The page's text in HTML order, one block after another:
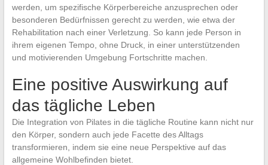
werden, um spezifische Körperbereiche anzusprechen oder
besonderen Bedürfnissen gerecht zu werden, wie etwa der
Rehabilitation nach einer Verletzung. So kann jede Person in
ihrem eigenen Tempo, ohne Druck, in einer unterstützenden
und motivierenden Umgebung Fortschritte machen.
Eine positive Auswirkung auf
das tägliche Leben
Die Integration von Pilates in die tägliche Routine kann nicht nur
den Körper, sondern auch jede Facette des Alltags
transformieren, indem sie eine neue Perspektive auf das
allgemeine Wohlbefinden bietet.